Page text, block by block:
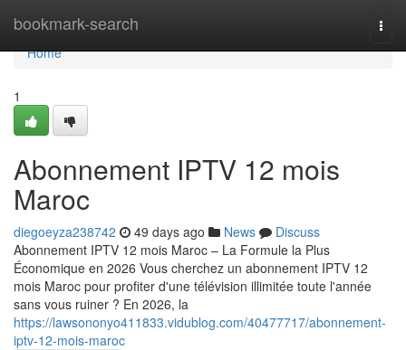
bookmark-search
Home
Home
1
Abonnement IPTV 12 mois
Maroc
diegoeyza238742 49 days ago News
Discuss
Abonnement IPTV 12 mois Maroc – La Formule la Plus
Économique en 2026 Vous cherchez un abonnement IPTV 12
mois Maroc pour profiter d'une télévision illimitée toute l'année
sans vous ruiner ? En 2026, la
https://lawsononyo411833.vidublog.com/40477717/abonnement-
iptv-12-mois-maroc